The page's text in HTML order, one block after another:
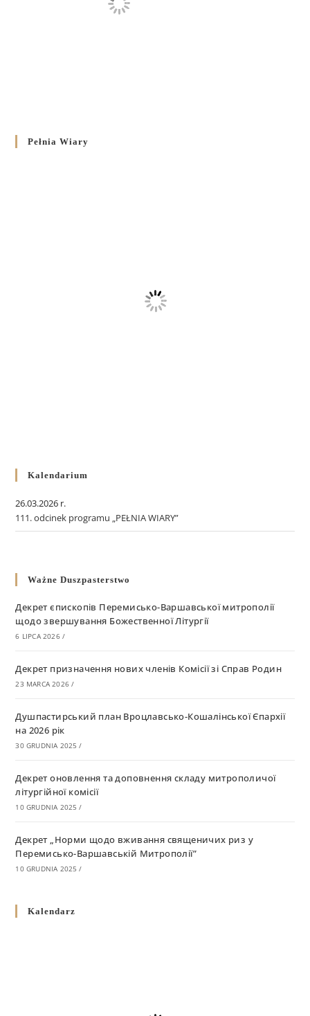
Pełnia Wiary
Kalendarium
26.03.2026 r.
111. odcinek programu „PEŁNIA WIARY”
Ważne Duszpasterstwo
Декрет єпископів Перемисько-Варшавської митрополії
щодо звершування Божественної Літургії
6 LIPCA 2026 /
Декрет призначення нових членів Комісії зі Справ Родин
23 MARCA 2026 /
Душпастирський план Вроцлавсько-Кошалінської Єпархії
на 2026 рік
30 GRUDNIA 2025 /
Декрет оновлення та доповнення складу митрополичої
літургійної комісії
10 GRUDNIA 2025 /
Декрет „Норми щодо вживання священичих риз у
Перемисько-Варшавській Митрополії”
10 GRUDNIA 2025 /
григоріанським календарем
Kalendarz